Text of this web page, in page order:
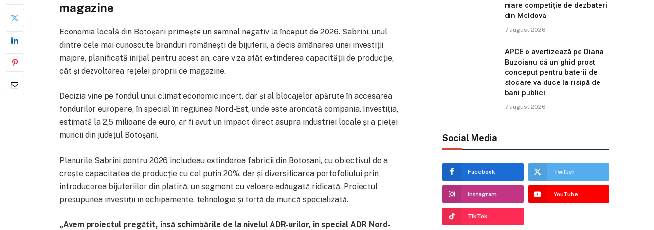
magazine
Economia locală din Botoșani primește un semnal negativ la început de 2026. Sabrini, unul
dintre cele mai cunoscute branduri românești de bijuterii, a decis amânarea unei investiții
majore, planificată inițial pentru acest an, care viza atât extinderea capacității de producție,
cât și dezvoltarea rețelei proprii de magazine.
Decizia vine pe fondul unui climat economic incert, dar și al blocajelor apărute în accesarea
fondurilor europene, în special în regiunea Nord-Est, unde este arondată compania. Investiția,
estimată la 2,5 milioane de euro, ar fi avut un impact direct asupra industriei locale și a pieței
muncii din județul Botoșani.
Planurile Sabrini pentru 2026 includeau extinderea fabricii din Botoșani, cu obiectivul de a
crește capacitatea de producție cu cel puțin 20%, dar și diversificarea portofoliului prin
introducerea bijuteriilor din platină, un segment cu valoare adăugată ridicată. Proiectul
presupunea investiții în echipamente, tehnologie și forță de muncă specializată.
„Avem proiectul pregătit, însă schimbările de la nivelul ADR-urilor, în special ADR Nord-
mare competiție de dezbateri
din Moldova
7 august 2026
APCE o avertizează pe Diana
Buzoianu că un ghid prost
conceput pentru baterii de
stocare va duce la risipă de
bani publici
7 august 2026
Social Media
Facebook Twitter
Instagram YouTube
TikTok